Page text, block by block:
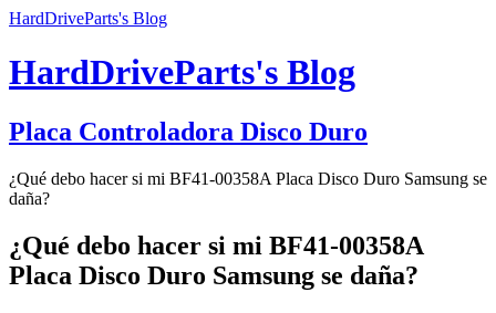
HardDriveParts's Blog
HardDriveParts's Blog
Placa Controladora Disco Duro
¿Qué debo hacer si mi BF41-00358A Placa Disco Duro Samsung se
daña?
¿Qué debo hacer si mi BF41-00358A
Placa Disco Duro Samsung se daña?